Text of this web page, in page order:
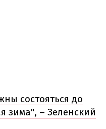
состояться до
зима", – Зеленский